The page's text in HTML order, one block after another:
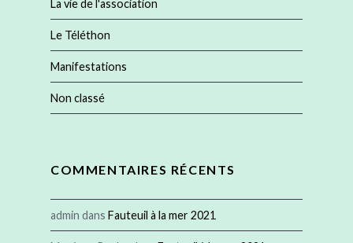
La vie de l'association
Le Téléthon
Manifestations
Non classé
COMMENTAIRES RÉCENTS
admin dans Fauteuil à la mer 2021